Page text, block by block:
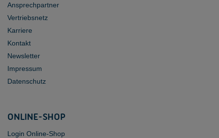
Ansprechpartner
Vertriebsnetz
Karriere
Kontakt
Newsletter
Impressum
Datenschutz
ONLINE-SHOP
Login Online-Shop